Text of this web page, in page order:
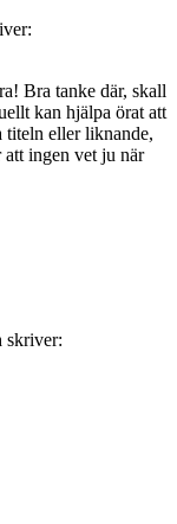
Bra tanke där, skall
kan hjälpa örat att
titeln eller liknande,
ingen vet ju när
skriver: